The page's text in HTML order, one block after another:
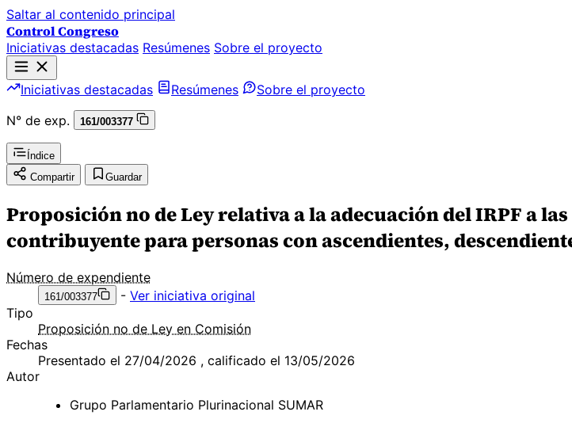
Saltar al contenido principal
Control Congreso
Iniciativas destacadas Resúmenes Sobre el proyecto
Iniciativas destacadas Resúmenes
Sobre el proyecto
N° de exp.
161/003377
Índice
Compartir
Guardar
Proposición no de Ley relativa a la adecuación del IRPF a
contribuyente para personas con ascendientes,
Número de expendiente
161/003377 - Ver iniciativa original
Tipo
Proposición no de Ley en Comisión
Fechas
Presentado el 27/04/2026 , calificado el 13/05/2026
Autor
Grupo Parlamentario Plurinacional SUMAR